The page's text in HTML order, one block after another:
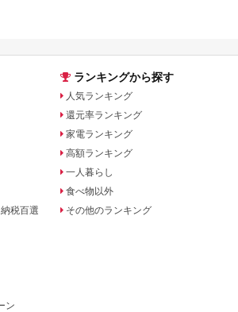
税百選
ン
ランキングから探す
人気ランキング
還元率ランキング
家電ランキング
高額ランキング
一人暮らし
食べ物以外
その他のランキング